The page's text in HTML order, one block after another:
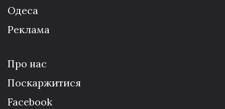
Одеса
Реклама
Про нас
Поскаржитися
Facebook